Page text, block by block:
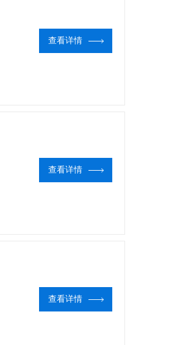
查看详情
查看详情
查看详情